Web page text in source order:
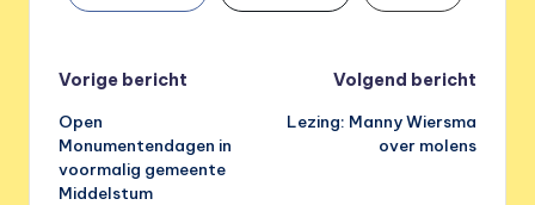
Bericht
navigatie
Vorige bericht
Open
Monumentendagen in
voormalig gemeente
Middelstum
Volgend bericht
Lezing: Manny Wiersma
over molens